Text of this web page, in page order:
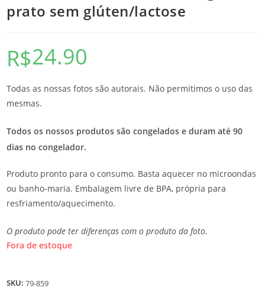
prato sem glúten/lactose
R$24.90
Todas as nossas fotos são autorais. Não permitimos o uso das
mesmas.
Todos os nossos produtos são congelados e duram até 90
dias no congelador.
Produto pronto para o consumo. Basta aquecer no microondas
ou banho-maria. Embalagem livre de BPA, própria para
resfriamento/aquecimento.
O produto pode ter diferenças com o produto da foto.
Fora de estoque
SKU:79-859